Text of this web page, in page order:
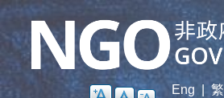
Skip
main
content
Eng
繁